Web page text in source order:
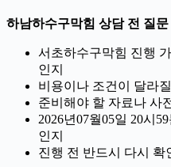
하남하수구막힘 상담 전 질문
서초하수구막힘 진행
인지
비용이나 조건이 달라
준비해야 할 자료나 사
2026년07월05일 20시
인지
진행 전 반드시 다시 확